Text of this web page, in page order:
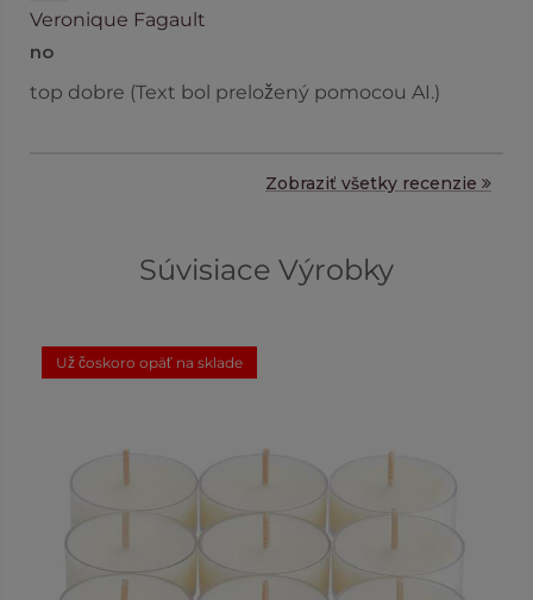
Veronique Fagault
no
top dobre (Text bol preložený pomocou AI.)
Zobraziť všetky recenzie
Súvisiace Výrobky
Už čoskoro opäť na sklade